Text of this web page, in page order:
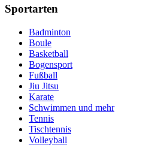
Sportarten
Badminton
Boule
Basketball
Bogensport
Fußball
Jiu Jitsu
Karate
Schwimmen und mehr
Tennis
Tischtennis
Volleyball